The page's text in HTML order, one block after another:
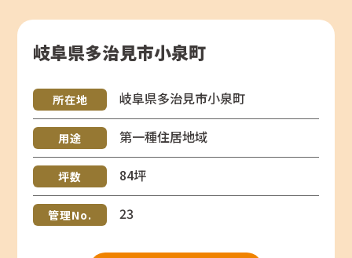
岐阜県多治見市小泉町
所在地 岐阜県多治見市小泉町
用途 第一種住居地域
坪数 84坪
管理No. 23